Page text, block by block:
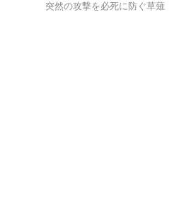
突然の攻撃を必死に防ぐ草薙